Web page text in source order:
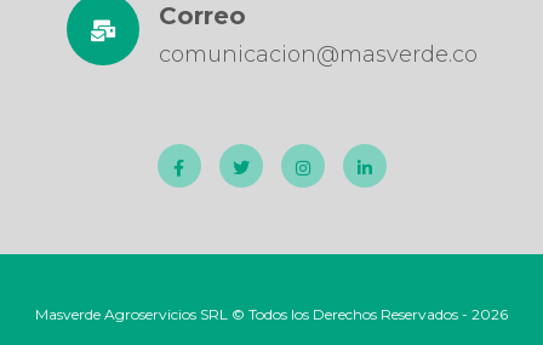
Correo
comunicacion@masverde.co
Masverde Agroservicios SRL © Todos los Derechos Reservados - 2026